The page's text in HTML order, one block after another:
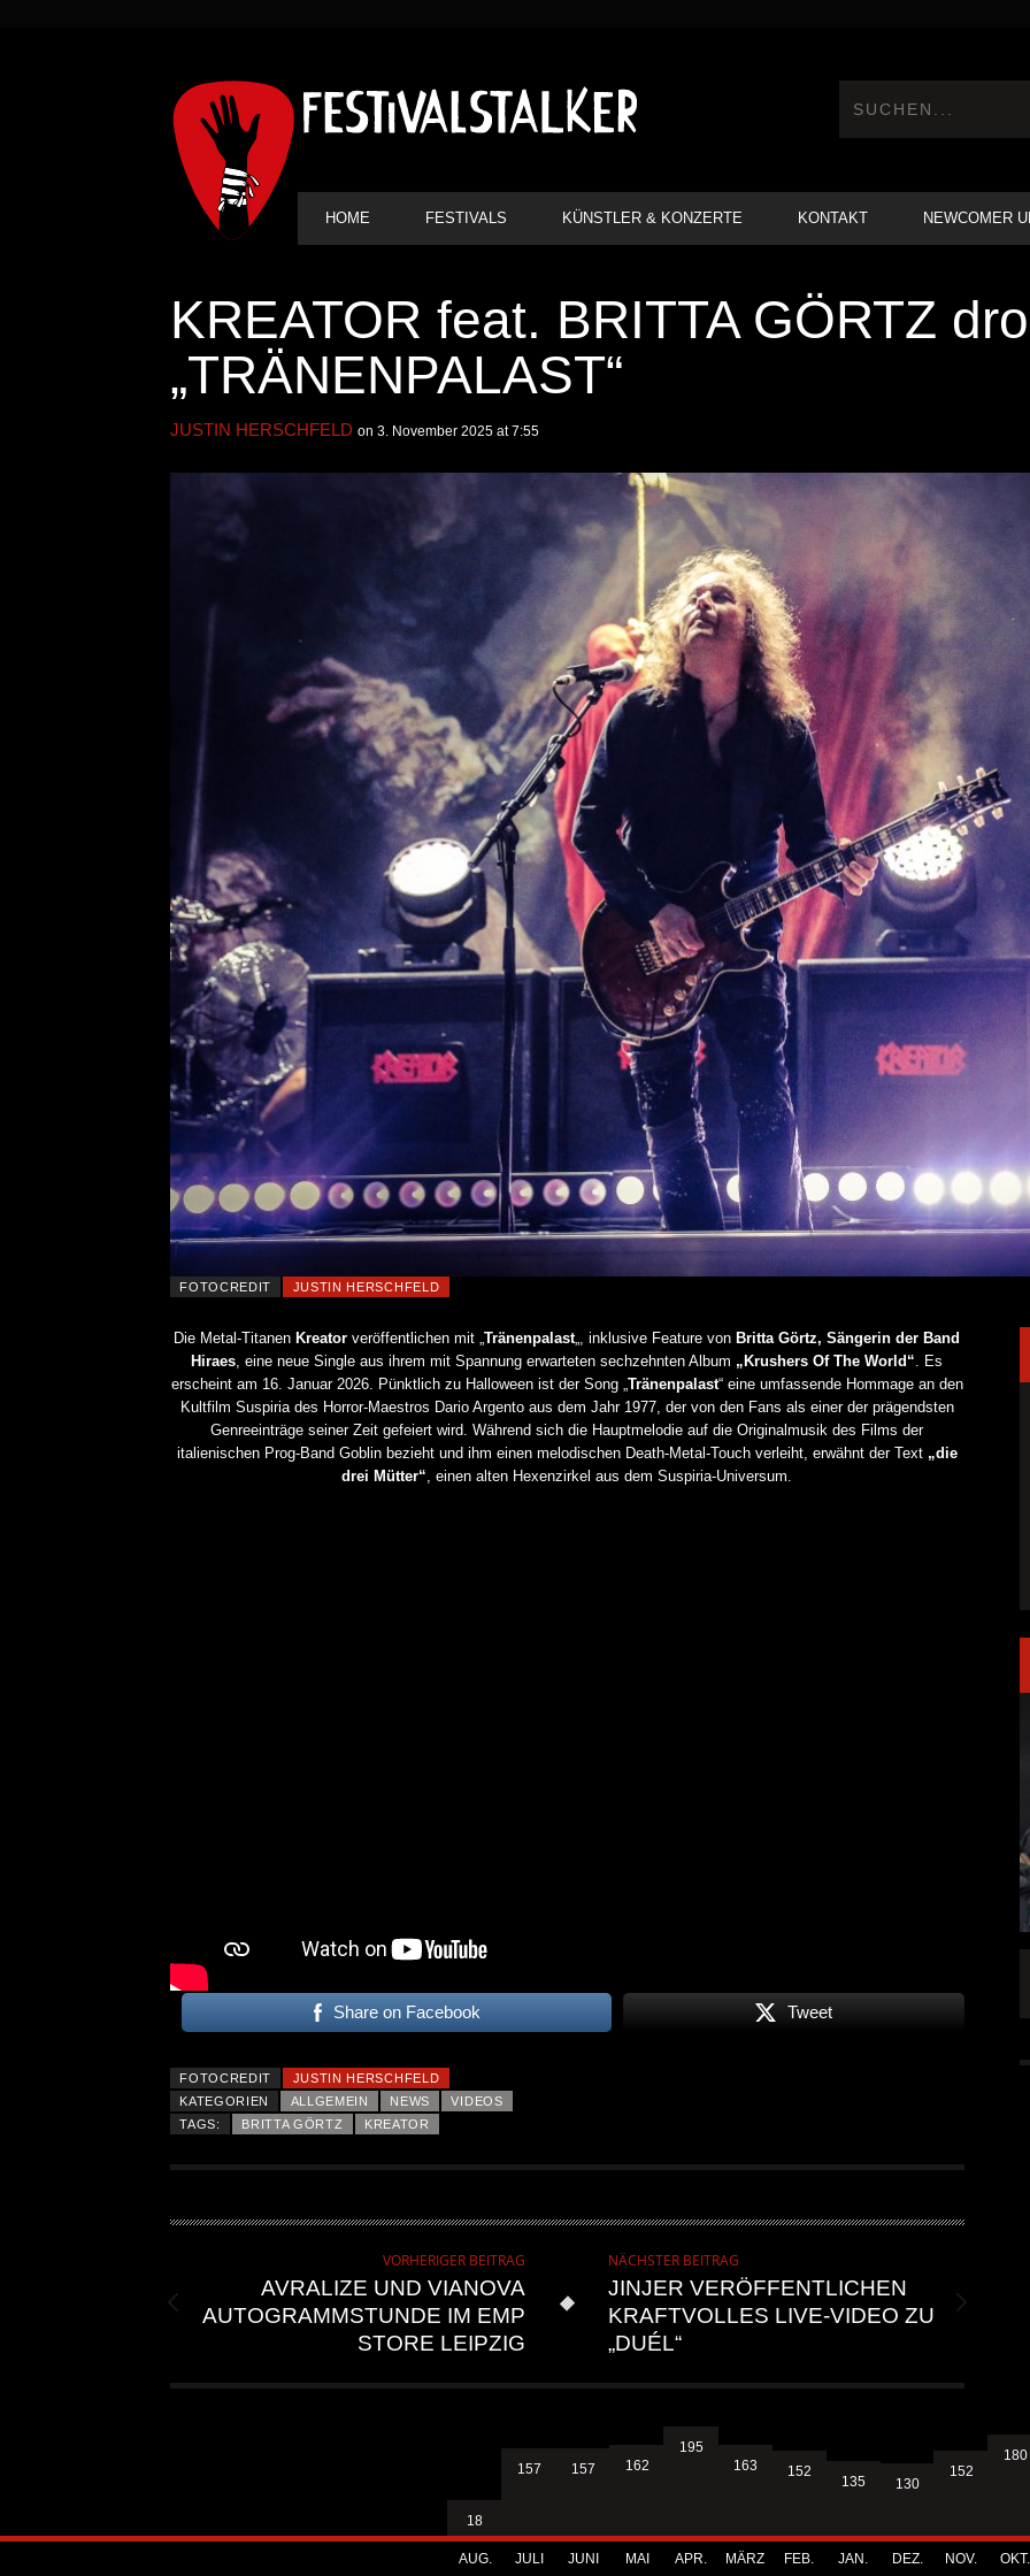
HAUPT-
NAVIGATION
HOME FESTIVALS KÜNSTLER & KONZERTE KONTAKT NEWCOMER
KREATOR feat. BRITTA GÖRTZ
„TRÄNENPALAST“
JUSTIN HERSCHFELD on 3. November 2025 at 7:55
FOTOCREDIT JUSTIN HERSCHFELD
Die Metal-TitanenKreator veröffentlichen mit „Tränenpalast„, inklusive Feature vonBritta Görtz, Sängerin der Band
Hiraes , eine neue Single aus ihrem mit Spannung erwarteten sechzehnten Album „Krushers Of The World“ . Es
erscheint am 16. Januar 2026. Pünktlich zu Halloween ist der Song „ Tränenpalast“ eine umfassende Hommage an den
Kultfilm Suspiria des Horror-Maestros Dario Argento aus dem Jahr 1977, der von den Fans als einer der prägendsten
Genreeinträge seiner Zeit gefeiert wird. Während sich die Hauptmelodie auf die Originalmusik des Films der
italienischen Prog-Band Goblin bezieht und ihm einen melodischen Death-Metal-Touch verleiht, erwähnt der Text „die
drei Mütter“ , einen alten Hexenzirkel aus dem Suspiria-Universum.
Share on Facebook Tweet
FOTOCREDIT
JUSTIN HERSCHFELD
KATEGORIEN
ALLGEMEIN NEWS
VIDEOS
TAGS:
BRITTA GÖRTZ KREATOR
VORHERIGER BEITRAG
AVRALIZE UND VIANOVA
AUTOGRAMMSTUNDE IM EMP
STORE LEIPZIG
NÄCHSTER BEITRAG
JINJER VERÖFFENTLICHEN
KRAFTVOLLES LIVE-VIDEO ZU
„DUÉL“
„THE BANNER“
ZWEIMAL
ALLGEMEIN
18
AUG.
157
JULI
157
JUNI
162
MAI
195
APR.
163
MÄRZ
152
FEB.
135
JAN.
130
DEZ.
152
NOV.
180
OKT.